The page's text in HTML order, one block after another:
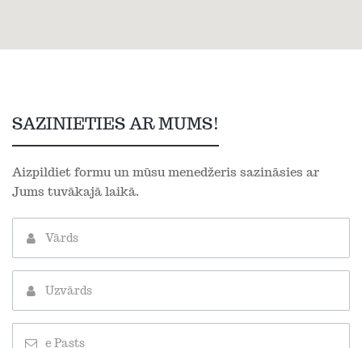
SAZINIETIES AR MUMS!
Aizpildiet formu un mūsu menedžeris sazināsies ar
Jums tuvākajā laikā.